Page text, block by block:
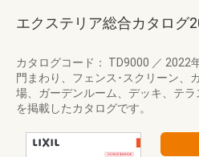
エクステリア総合カタログ
カタログコード： TD9000 ／ 2022
門まわり、フェンス･スクリーン、
場、ガーデンルーム、デッキ、テ
を掲載したカタログです。